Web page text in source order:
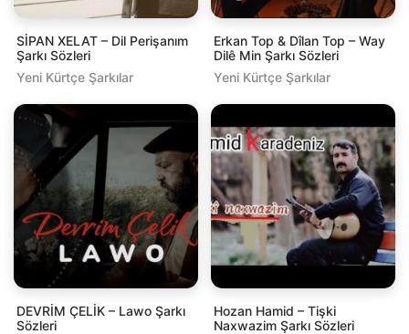
SİPAN XELAT – Dil Perişanım
Şarkı Sözleri
Yeni Kürtçe Şarkılar
Erkan Top & Dîlan Top – Way
Dilê Min Şarkı Sözleri
Yeni Kürtçe Şarkılar
DEVRİM ÇELİK – Lawo Şarkı
Sözleri
Hozan Hamid – Tişki
Naxwazim Şarkı Sözleri